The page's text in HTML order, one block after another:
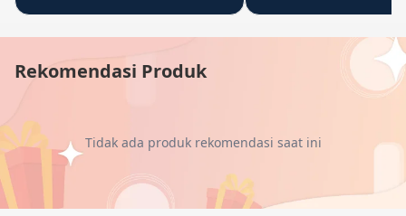
Rekomendasi Produk
Tidak ada produk rekomendasi saat ini